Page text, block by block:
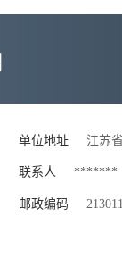
单位地址 江苏
联系人 *******
邮政编码